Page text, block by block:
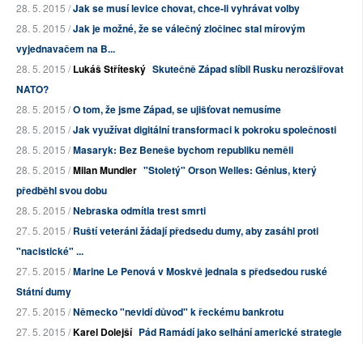
28. 5. 2015 /Jak se musí levice chovat, chce-li vyhrávat volby
28. 5. 2015 /Jak je možné, že se válečný zločinec stal mírovým
vyjednavačem na B...
28. 5. 2015 /Lukáš Stříteský Skutečně Západ slíbil Rusku nerozšiřovat
NATO?
28. 5. 2015 /O tom, že jsme Západ, se ujišťovat nemusíme
28. 5. 2015 /Jak využívat digitální transformaci k pokroku společnosti
28. 5. 2015 /Masaryk: Bez Beneše bychom republiku neměli
28. 5. 2015 /Milan Mundier "Stoletý" Orson Welles: Génius, který
předběhl svou dobu
28. 5. 2015 /Nebraska odmítla trest smrti
27. 5. 2015 /Ruští veteráni žádají předsedu dumy, aby zasáhl proti
"nacistické" ...
27. 5. 2015 /Marine Le Penová v Moskvě jednala s předsedou ruské
Státní dumy
27. 5. 2015 /Německo "nevidí důvod" k řeckému bankrotu
27. 5. 2015 /Karel Dolejší Pád Ramádí jako selhání americké strategie